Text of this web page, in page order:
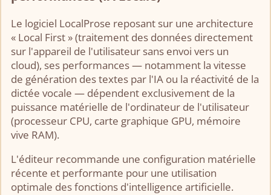
Le logiciel LocalProse reposant sur une architecture
« Local First » (traitement des données directement
sur l'appareil de l'utilisateur sans envoi vers un
cloud), ses performances — notamment la vitesse
de génération des textes par l'IA ou la réactivité de la
dictée vocale — dépendent exclusivement de la
puissance matérielle de l'ordinateur de l'utilisateur
(processeur CPU, carte graphique GPU, mémoire
vive RAM).
L'éditeur recommande une configuration matérielle
récente et performante pour une utilisation
optimale des fonctions d'intelligence artificielle.